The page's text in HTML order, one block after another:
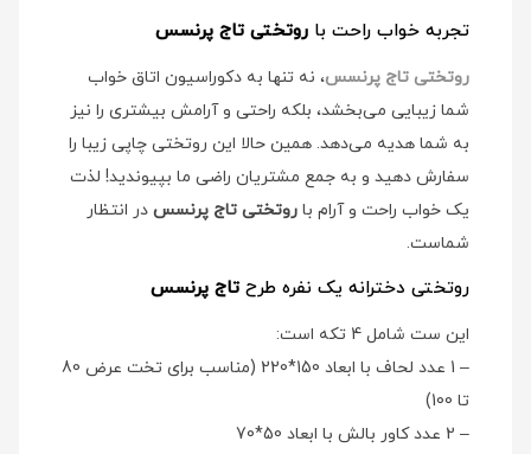
تجربه خواب راحت با روتختی تاج پرنسس
روتختی تاج پرنسس، نه تنها به دکوراسیون اتاق خواب
شما زیبایی می‌بخشد، بلکه راحتی و آرامش بیشتری را نیز
به شما هدیه می‌دهد. همین حالا این روتختی چاپی زیبا را
سفارش دهید و به جمع مشتریان راضی ما بپیوندید! لذت
یک خواب راحت و آرام با روتختی تاج پرنسس در انتظار
شماست.
روتختی دخترانه یک نفره طرحتاج پرنسس
این ست شامل 4 تکه است:
– 1 عدد لحاف با ابعاد 150*220 (مناسب برای تخت عرض 80
تا 100)
– 2 عدد کاور بالش با ابعاد 50*70